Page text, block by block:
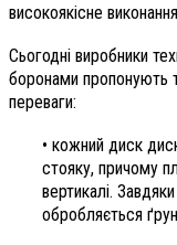
високоякісне
Сьогодні виробники
боронами пропонують
переваги:
• кожний диск
стояку, причому
вертикалі.
обробляється